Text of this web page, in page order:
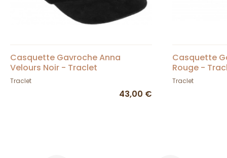
Casquette Gavroche Anna
Velours Noir - Traclet
Traclet
43,00 €
Casquette
Rouge -
Traclet